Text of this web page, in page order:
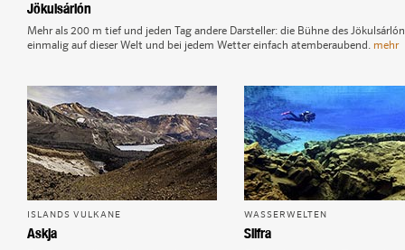
Jökulsárlón
Mehr als 200 m tief und jeden Tag andere Darsteller: die Bühne des
einmalig auf dieser Welt und bei jedem Wetter einfach atemberaubend. mehr
ISLANDS VULKANE
Askja
WASSERWELTEN
Silfra